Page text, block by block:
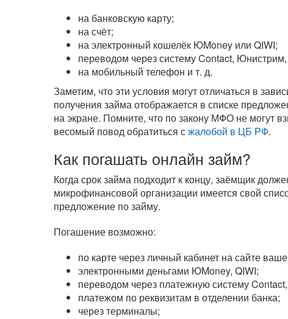
на банковскую карту;
на счёт;
на электронный кошелёк ЮMoney или QIWI;
переводом через систему Contact,
на мобильный телефон и т. д.
Заметим, что эти условия могут отличаться в
получения займа отображается в списке
на экране. Помните, что по закону МФО не могут
весомый повод обратиться сжалобой в ЦБ РФ.
Как погашать онлайн займ?
Когда срок займа подходит к концу, заёмщик
микрофинансовой организации имеется свой
предложение по займу.
Погашение возможно:
по карте через личный кабинет на сайте
электронными деньгами ЮMoney, QIWI;
переводом через платежную систему
платежом по реквизитам в отделении банка;
через терминалы;